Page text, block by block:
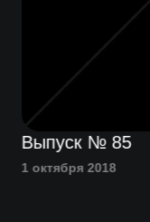
Выпуск № 85
1 октября 2018